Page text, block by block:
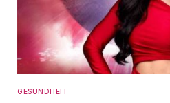
GESUNDHEIT